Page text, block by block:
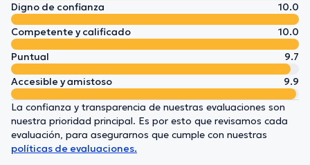
Digno de confianza
10.0
Competente y calificado
10.0
Puntual
9.7
Accesible y amistoso
9.9
La confianza y transparencia de nuestras evaluaciones son
nuestra prioridad principal. Es por esto que revisamos cada
evaluación, para asegurarnos que cumple con nuestras
políticas de evaluaciones.